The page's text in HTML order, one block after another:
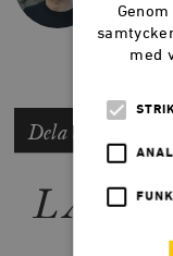
driver
Dela artikeln
LÄS
med